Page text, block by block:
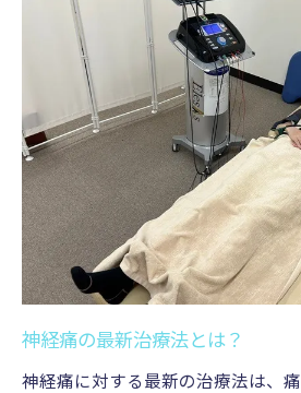
アクセスしやすい寺庄整
地域に根ざした治療の実
お客様の健康を第一に考
地域の信頼を得るための
寺庄整骨院が提供する神経痛
プローチ
神経痛の根本原因を探る
患者一人ひとりに合わせ
根本原因にフォーカスし
長期的な改善を目指す治
継続的なモニタリングと
神経痛の最新治療法とは？
神経痛に対する最新の治療法は、